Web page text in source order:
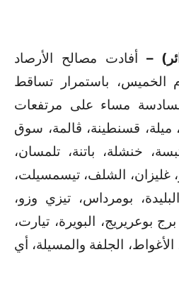
– أفادت مصالح الأرصاد
الخميس، باستمرار تساقط
مساء على مرتفعات
ميلة، قسنطينة، ڤالمة، سوق
خنشلة، باتنة، تلمسان،
الشلف، تيسمسيلت،
بومرداس، تيزي وزو،
بوعريريج، البويرة، تيارت،
الجلفة والمسيلة، أي